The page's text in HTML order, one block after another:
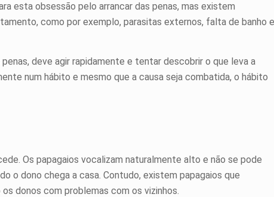
esta obsessão pelo arrancar das penas, mas existem
como por exemplo, parasitas externos, falta de banho e
deve agir rapidamente e tentar descobrir o que leva a
num hábito e mesmo que a causa seja combatida, o hábito
Os papagaios vocalizam naturalmente alto e não se pode
o dono chega a casa. Contudo, existem papagaios que
donos com problemas com os vizinhos.